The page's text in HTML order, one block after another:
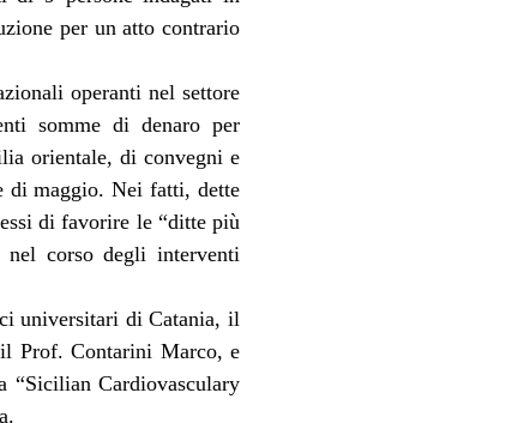
per un atto contrario
operanti nel settore
somme di denaro per
orientale, di convegni e
di maggio. Nei fatti, dette
di favorire le “ditte più
nel corso degli interventi
universitari di Catania, il
Prof. Contarini Marco, e
“Sicilian Cardiovasculary